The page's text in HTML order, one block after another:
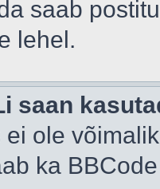
saab
lehel.
saan
ole
ka